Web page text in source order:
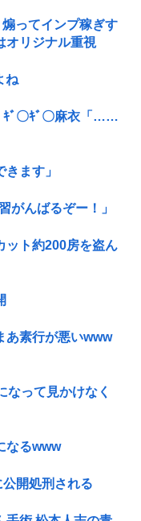
ってインプ稼ぎす
オリジナル重視
ね
ｷﾞ〇ｷﾞ〇麻衣「……
ます」
がんばるぞー！」
ット約200房を盗ん
あ素行が悪いwww
なって見かけなく
なるwww
開処刑される